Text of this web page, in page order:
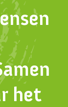
het